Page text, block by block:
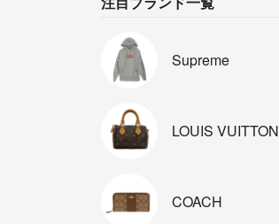
Supreme
LOUIS VUITTON
COACH